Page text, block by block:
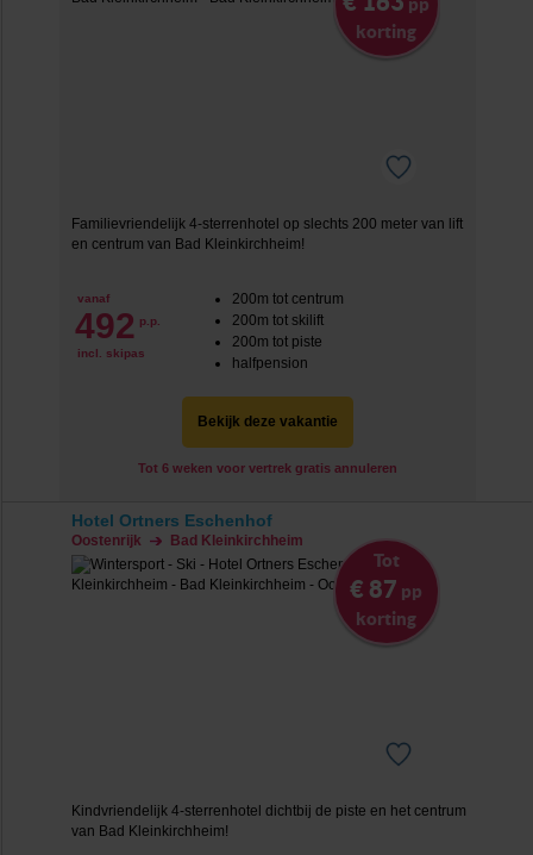
pp
korting
Familievriendelijk 4-sterrenhotel op slechts 200 meter van lift
en centrum van Bad Kleinkirchheim!
vanaf
492 p.p.
incl. skipas
200m tot centrum
200m tot skilift
200m tot piste
halfpension
Bekijk deze vakantie
Tot 6 weken voor vertrek gratis annuleren
Hotel Ortners Eschenhof
Oostenrijk Bad Kleinkirchheim
Tot
€ 87 pp
korting
Kindvriendelijk 4-sterrenhotel dichtbij de piste en het centrum
van Bad Kleinkirchheim!